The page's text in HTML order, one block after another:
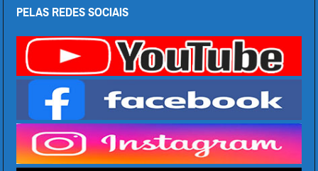
PELAS REDES SOCIAIS